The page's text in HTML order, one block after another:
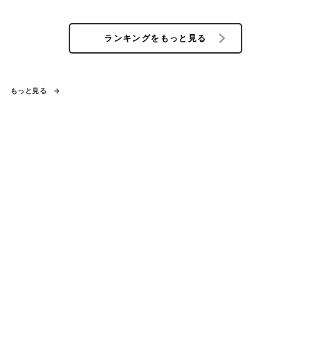
ランキングをもっと見る
もっと見る